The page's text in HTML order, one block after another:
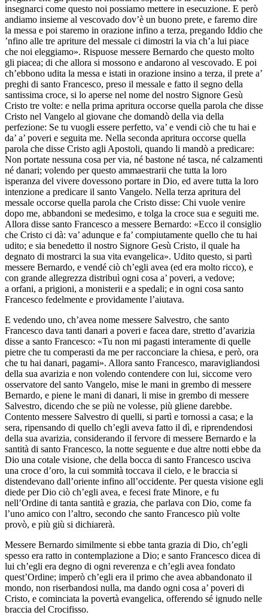
insegnarci come questo noi possiamo mettere in esecuzione. E però
andiamo insieme al vescovado dov’è un buono prete, e faremo dire
la messa e poi staremo in orazione infino a terza, pregando Iddio che
’nfino alle tre apriture del messale ci dimostri la via ch’a lui piace
che noi eleggiamo». Rispuose messere Bernardo che questo molto
gli piacea; di che allora si mossono e andarono al vescovado. E poi
ch’ebbono udita la messa e istati in orazione insino a terza, il prete a’
preghi di santo Francesco, preso il messale e fatto il segno della
santissima croce, si lo aperse nel nome del nostro Signore Gesù
Cristo tre volte: e nella prima apritura occorse quella parola che disse
Cristo nel Vangelo al giovane che domandò della via della
perfezione: Se tu vuogli essere perfetto, va’ e vendi ciò che tu hai e
da’ a’ poveri e seguita me. Nella seconda apritura occorse quella
parola che disse Cristo agli Apostoli, quando li mandò a predicare:
Non portate nessuna cosa per via, né bastone né tasca, né calzamenti
né danari; volendo per questo ammaestrarii che tutta la loro
isperanza del vivere dovessono portare in Dio, ed avere tutta la loro
intenzione a predicare il santo Vangelo. Nella terza apritura del
messale occorse quella parola che Cristo disse: Chi vuole venire
dopo me, abbandoni se medesimo, e tolga la croce sua e seguiti me.
Allora disse santo Francesco a messere Bernardo: «Ecco il consiglio
che Cristo ci dà: va’ adunque e fa’ compiutamente quello che tu hai
udito; e sia benedetto il nostro Signore Gesù Cristo, il quale ha
degnato di mostrarci la sua vita evangelica». Udito questo, si partì
messere Bernardo, e vendé ciò ch’egli avea (ed era molto ricco), e
con grande allegrezza distribuì ogni cosa a’ poveri, a vedove;
a orfani, a prigioni, a monisterii e a spedali; e in ogni cosa santo
Francesco fedelmente e providamente l’aiutava.
E vedendo uno, ch’avea nome messere Salvestro, che santo
Francesco dava tanti danari a poveri e facea dare, stretto d’avarizia
disse a santo Francesco: «Tu non mi pagasti interamente di quelle
pietre che tu comperasti da me per racconciare la chiesa, e però, ora
che tu hai danari, pagami». Allora santo Francesco, maravigliandosi
della sua avarizia e non volendo contendere con lui, siccome vero
osservatore del santo Vangelo, mise le mani in grembo di messere
Bernardo, e piene le mani di danari, li mise in grembo di messere
Salvestro, dicendo che se più ne volesse, più gliene darebbe.
Contento messere Salvestro di quelli, si partì e tornossi a casa; e la
sera, ripensando di quello ch’egli aveva fatto il dì, e riprendendosi
della sua avarizia, considerando il fervore di messere Bernardo e la
santità di santo Francesco, la notte seguente e due altre notti ebbe da
Dio una cotale visione, che della bocca di santo Francesco usciva
una croce d’oro, la cui sommità toccava il cielo, e le braccia si
distendevano dall’oriente infino all’occidente. Per questa visione egli
diede per Dio ciò ch’egli avea, e fecesi frate Minore, e fu
nell’Ordine di tanta santità e grazia, che parlava con Dio, come fa
l’uno amico con l’altro, secondo che santo Francesco più volte
provò, e più giù si dichiarerà.
Messere Bernardo similmente si ebbe tanta grazia di Dio, ch’egli
spesso era ratto in contemplazione a Dio; e santo Francesco dicea di
lui ch’egli era degno di ogni reverenza e ch’egli avea fondato
quest’Ordine; imperò ch’egli era il primo che avea abbandonato il
mondo, non riserbandosi nulla, ma dando ogni cosa a’ poveri di
Cristo, e cominciata la povertà evangelica, offerendo sé ignudo nelle
braccia del Crocifisso.